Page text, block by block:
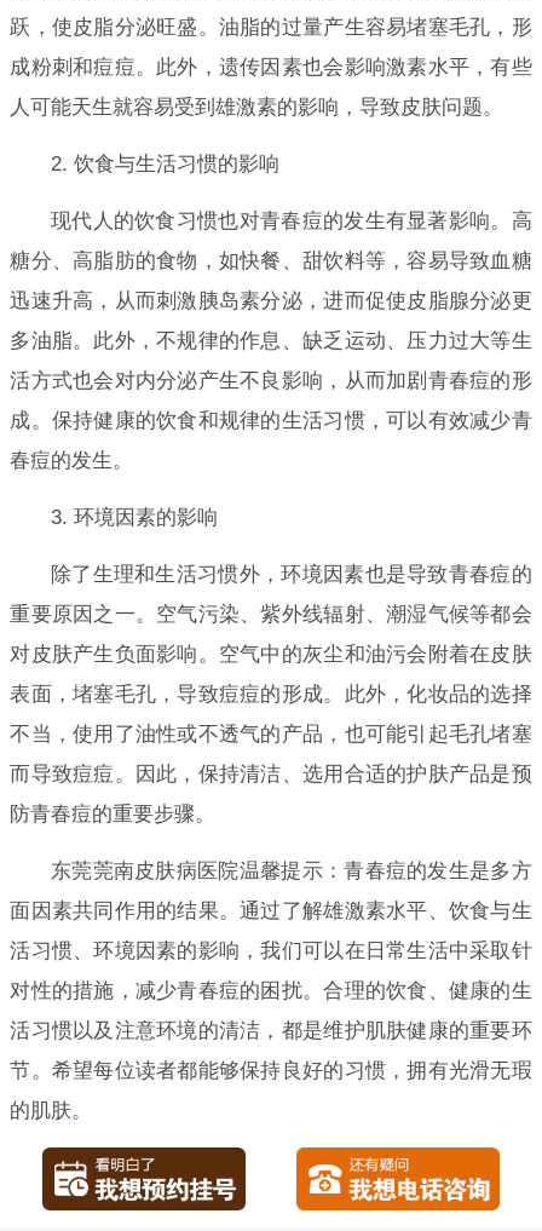
跃，使皮脂分泌旺盛。油脂的过量产生容易堵塞毛孔，形
成粉刺和痘痘。此外，遗传因素也会影响激素水平，有些
人可能天生就容易受到雄激素的影响，导致皮肤问题。
2. 饮食与生活习惯的影响
现代人的饮食习惯也对青春痘的发生有显著影响。高
糖分、高脂肪的食物，如快餐、甜饮料等，容易导致血糖
迅速升高，从而刺激胰岛素分泌，进而促使皮脂腺分泌更
多油脂。此外，不规律的作息、缺乏运动、压力过大等生
活方式也会对内分泌产生不良影响，从而加剧青春痘的形
成。保持健康的饮食和规律的生活习惯，可以有效减少青
春痘的发生。
3. 环境因素的影响
除了生理和生活习惯外，环境因素也是导致青春痘的
重要原因之一。空气污染、紫外线辐射、潮湿气候等都会
对皮肤产生负面影响。空气中的灰尘和油污会附着在皮肤
表面，堵塞毛孔，导致痘痘的形成。此外，化妆品的选择
不当，使用了油性或不透气的产品，也可能引起毛孔堵塞
而导致痘痘。因此，保持清洁、选用合适的护肤产品是预
防青春痘的重要步骤。
东莞莞南皮肤病医院温馨提示：青春痘的发生是多方
面因素共同作用的结果。通过了解雄激素水平、饮食与生
活习惯、环境因素的影响，我们可以在日常生活中采取针
对性的措施，减少青春痘的困扰。合理的饮食、健康的生
活习惯以及注意环境的清洁，都是维护肌肤健康的重要环
节。希望每位读者都能够保持良好的习惯，拥有光滑无瑕
的肌肤。